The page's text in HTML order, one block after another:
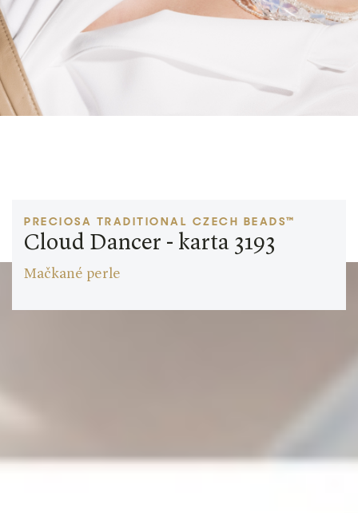
PRECIOSA TRADITIONAL CZECH BEADS™
Cloud Dancer - karta 3193
Mačkané perle